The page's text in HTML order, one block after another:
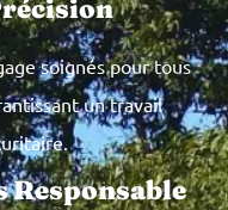
soignés pour tous
un travail
Responsable